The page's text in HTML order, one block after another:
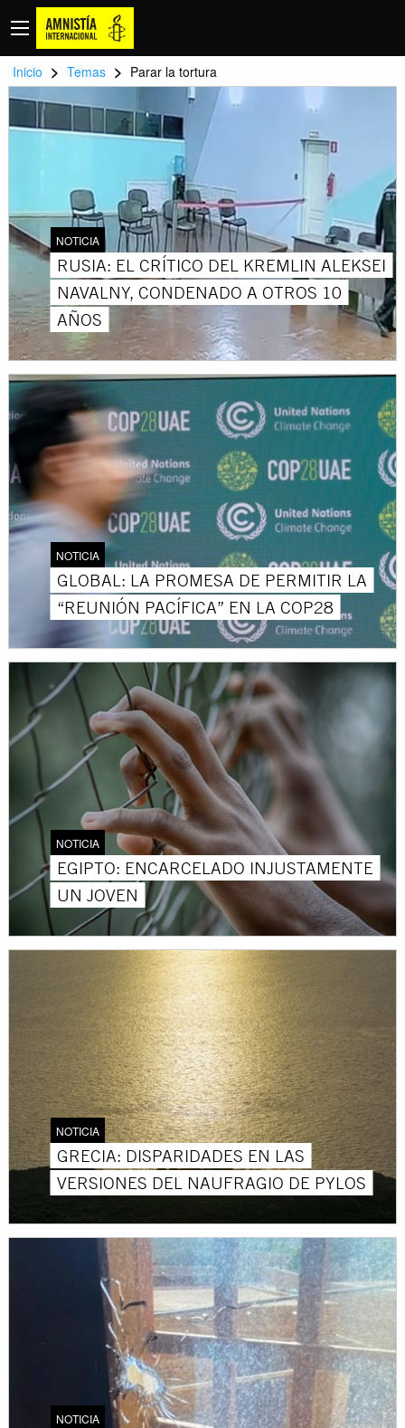
Inicio > Temas > Parar la tortura
NOTICIA
RUSIA: EL CRÍTICO DEL KREMLIN ALEKSEI
NAVALNY, CONDENADO A OTROS 10
AÑOS
NOTICIA
GLOBAL: LA PROMESA DE PERMITIR LA
“REUNIÓN PACÍFICA” EN LA COP28
NOTICIA
EGIPTO: ENCARCELADO INJUSTAMENTE
UN JOVEN
NOTICIA
GRECIA: DISPARIDADES EN LAS
VERSIONES DEL NAUFRAGIO DE PYLOS
NOTICIA